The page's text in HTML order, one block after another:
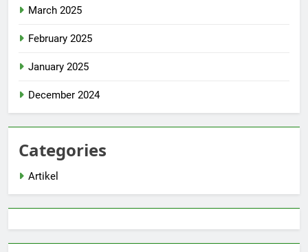
March 2025
February 2025
January 2025
December 2024
Categories
Artikel